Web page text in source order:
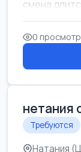
смена
0
нетания
Требуются
Натания